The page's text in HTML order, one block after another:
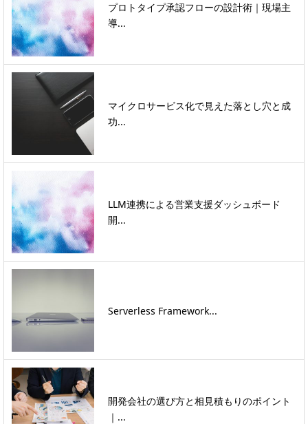
プロトタイプ承認フローの設計術｜現場主
導...
マイクロサービス化で見えた落とし穴と成
功...
LLM連携による営業支援ダッシュボード
開...
Serverless Framework...
開発会社の選び方と相見積もりのポイント
｜...